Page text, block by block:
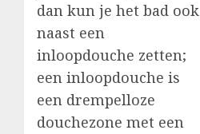
dan kun je het bad ook
naast een
inloopdouche zetten;
een inloopdouche is
een drempelloze
douchezone met een